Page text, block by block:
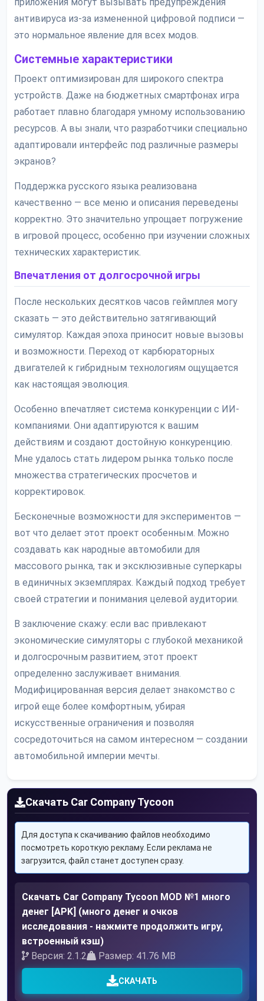
приложения могут вызывать предупреждения
антивируса из-за измененной цифровой подписи —
это нормальное явление для всех модов.
Системные характеристики
Проект оптимизирован для широкого спектра
устройств. Даже на бюджетных смартфонах игра
работает плавно благодаря умному использованию
ресурсов. А вы знали, что разработчики специально
адаптировали интерфейс под различные размеры
экранов?
Поддержка русского языка реализована
качественно — все меню и описания переведены
корректно. Это значительно упрощает погружение
в игровой процесс, особенно при изучении сложных
технических характеристик.
Впечатления от долгосрочной игры
После нескольких десятков часов геймплея могу
сказать — это действительно затягивающий
симулятор. Каждая эпоха приносит новые вызовы
и возможности. Переход от карбюраторных
двигателей к гибридным технологиям ощущается
как настоящая эволюция.
Особенно впечатляет система конкуренции с ИИ-
компаниями. Они адаптируются к вашим
действиям и создают достойную конкуренцию.
Мне удалось стать лидером рынка только после
множества стратегических просчетов и
корректировок.
Бесконечные возможности для экспериментов —
вот что делает этот проект особенным. Можно
создавать как народные автомобили для
массового рынка, так и эксклюзивные суперкары
в единичных экземплярах. Каждый подход требует
своей стратегии и понимания целевой аудитории.
В заключение скажу: если вас привлекают
экономические симуляторы с глубокой механикой
и долгосрочным развитием, этот проект
определенно заслуживает внимания.
Модифицированная версия делает знакомство с
игрой еще более комфортным, убирая
искусственные ограничения и позволяя
сосредоточиться на самом интересном — создании
автомобильной империи мечты.
Скачать Car Company Tycoon
Для доступа к скачиванию файлов необходимо
посмотреть короткую рекламу. Если реклама не
загрузится, файл станет доступен сразу.
Скачать Car Company Tycoon MOD №1 много
денег [APK] (много денег и очков
исследования - нажмите продолжить игру,
встроенный кэш)
Версия: 2.1.2
Размер: 41.76 MB
СКАЧАТЬ